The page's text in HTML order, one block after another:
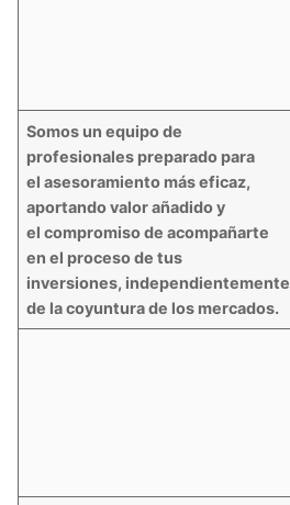
Somos un equipo de
profesionales preparado para
el asesoramiento más eficaz,
aportando valor añadido y
el compromiso de acompañarte
en el proceso de tus
inversiones, independientemente
de la coyuntura de los mercados.